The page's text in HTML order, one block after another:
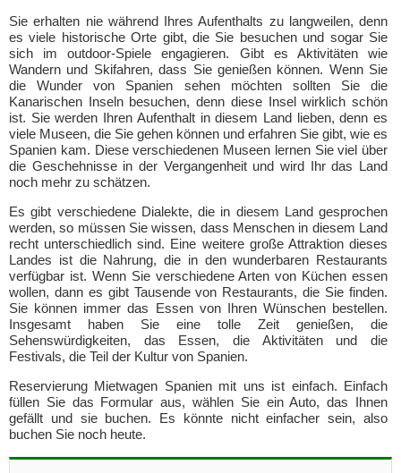
Sie erhalten nie während Ihres Aufenthalts zu langweilen, denn
es viele historische Orte gibt, die Sie besuchen und sogar Sie
sich im outdoor-Spiele engagieren. Gibt es Aktivitäten wie
Wandern und Skifahren, dass Sie genießen können. Wenn Sie
die Wunder von Spanien sehen möchten sollten Sie die
Kanarischen Inseln besuchen, denn diese Insel wirklich schön
ist. Sie werden Ihren Aufenthalt in diesem Land lieben, denn es
viele Museen, die Sie gehen können und erfahren Sie gibt, wie es
Spanien kam. Diese verschiedenen Museen lernen Sie viel über
die Geschehnisse in der Vergangenheit und wird Ihr das Land
noch mehr zu schätzen.
Es gibt verschiedene Dialekte, die in diesem Land gesprochen
werden, so müssen Sie wissen, dass Menschen in diesem Land
recht unterschiedlich sind. Eine weitere große Attraktion dieses
Landes ist die Nahrung, die in den wunderbaren Restaurants
verfügbar ist. Wenn Sie verschiedene Arten von Küchen essen
wollen, dann es gibt Tausende von Restaurants, die Sie finden.
Sie können immer das Essen von Ihren Wünschen bestellen.
Insgesamt haben Sie eine tolle Zeit genießen, die
Sehenswürdigkeiten, das Essen, die Aktivitäten und die
Festivals, die Teil der Kultur von Spanien.
Reservierung Mietwagen Spanien mit uns ist einfach. Einfach
füllen Sie das Formular aus, wählen Sie ein Auto, das Ihnen
gefällt und sie buchen. Es könnte nicht einfacher sein, also
buchen Sie noch heute.